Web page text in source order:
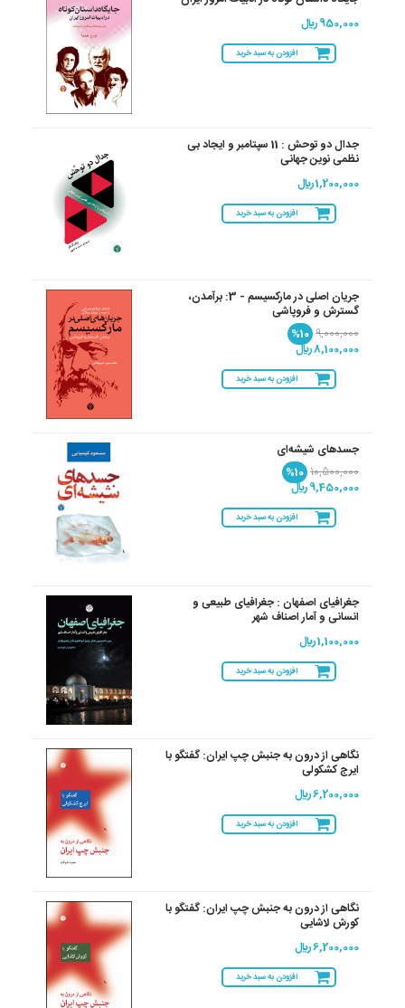
950,000 ريال
افزودن به سبد خرید
جدال دو توحش : 11 سپتامبر و ایجاد بی
نظمی نوین جهانی
1,200,000 ريال
افزودن به سبد خرید
جریان اصلی در مارکسیسم - 3: برآمدن،
گسترش و فروپاشی
9,000,000
%10
8,100,000 ريال
افزودن به سبد خرید
جسدهای شیشه‌ای
10,500,000
%10
9,450,000 ريال
افزودن به سبد خرید
جغرافیای اصفهان : جغرافیای طبیعی و
انسانی و آمار اصناف شهر
1,100,000 ريال
افزودن به سبد خرید
نگاهی از درون به جنبش چپ ایران: گفتگو با
ایرج کشکولی
6,200,000 ريال
افزودن به سبد خرید
نگاهی از درون به جنبش چپ ایران: گفتگو با
کورش لاشایی
6,200,000 ريال
افزودن به سبد خرید